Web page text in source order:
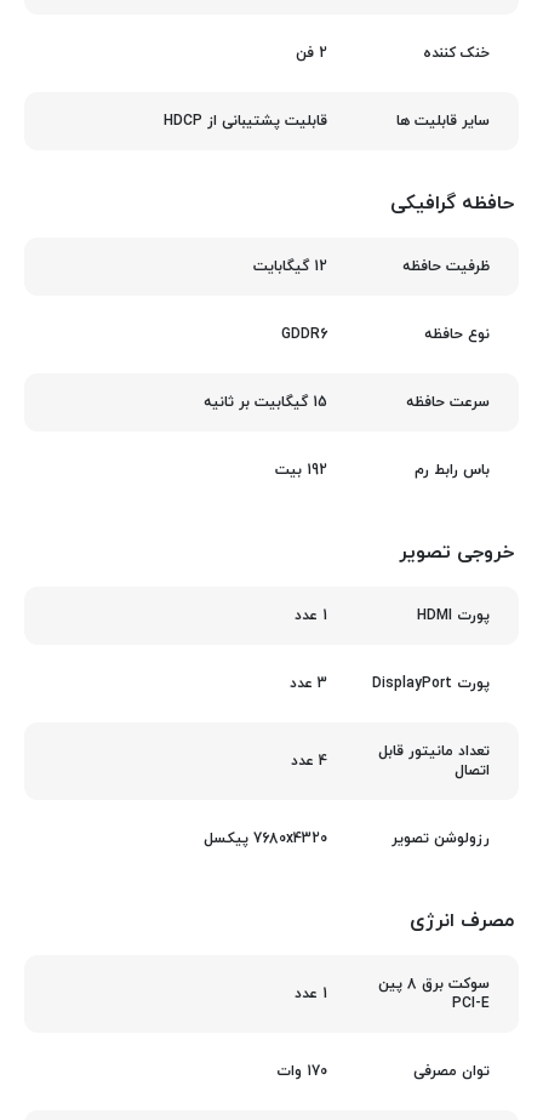
خنک‌ کننده 2 فن
سایر قابلیت ها قابلیت پشتیبانی از HDCP
حافظه گرافیکی
ظرفیت حافظه 12 گیگابایت
نوع حافظه GDDR6
سرعت حافظه 15 گیگابیت بر ثانیه
باس رابط رم 192 بیت
خروجی تصویر
پورت HDMI 1 عدد
پورت DisplayPort 3 عدد
تعداد مانیتور قابل
اتصال
4 عدد
رزولوشن تصویر 7680x4320 پیکسل
مصرف انرژی
سوکت برق 8 پین
PCI-E
1 عدد
توان مصرفی 170 وات